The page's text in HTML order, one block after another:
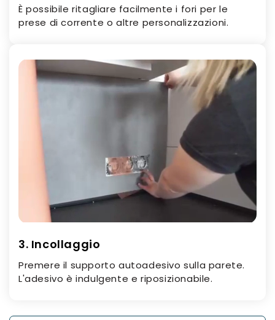
È possibile ritagliare facilmente i fori per le
prese di corrente o altre personalizzazioni.
3. Incollaggio
Premere il supporto autoadesivo sulla parete.
L'adesivo è indulgente e riposizionabile.